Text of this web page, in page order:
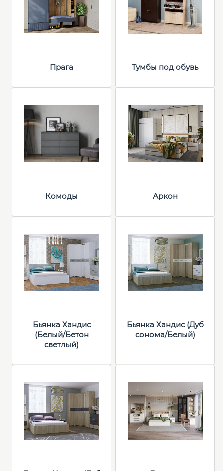
Прага Тумбы под обувь
Комоды Аркон
Бьянка Хандис
(Белый/Бетон
светлый)
Бьянка Хандис (Дуб
сонома/Белый)